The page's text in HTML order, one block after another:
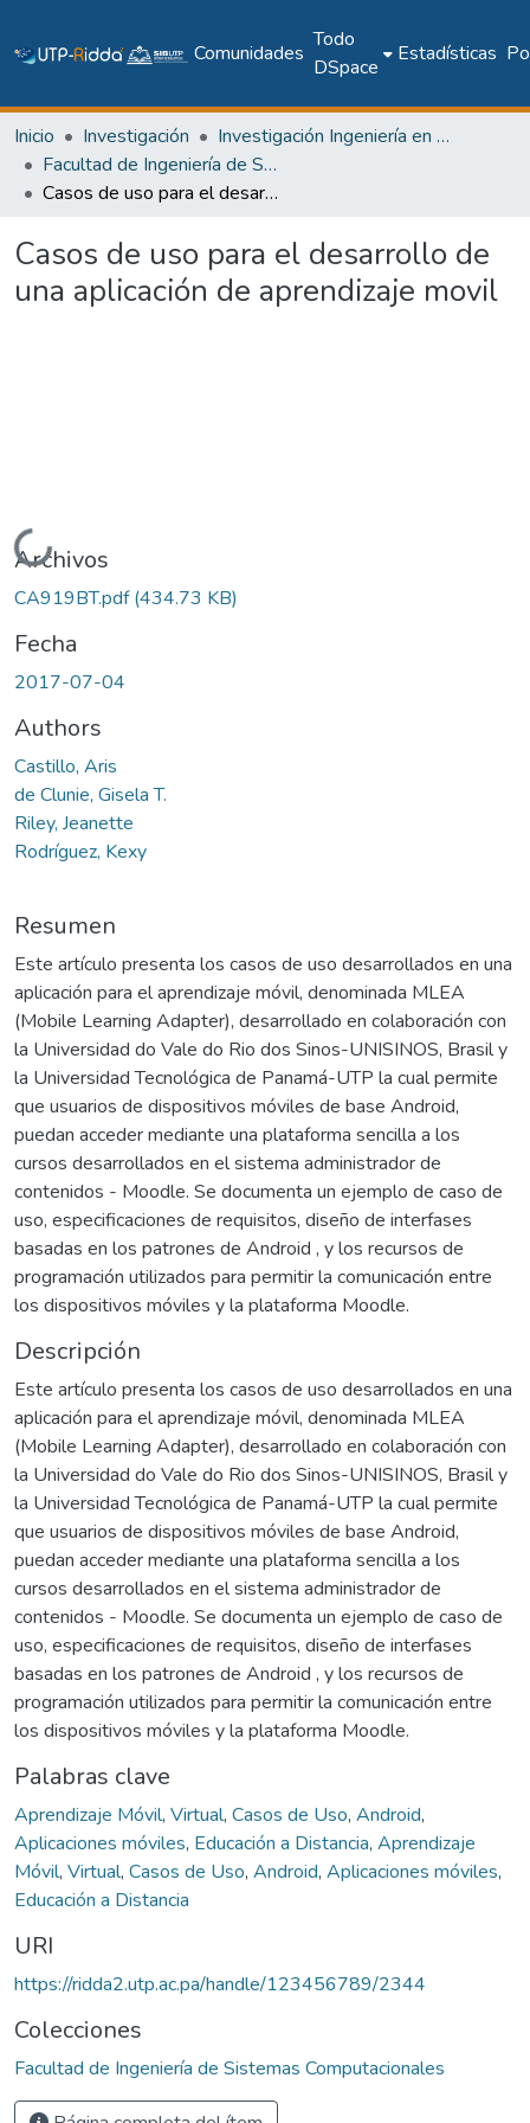
Comunidades
Todo
DSpace
Estadísticas
Inicio Investigación
Investigación Ingeniería en computación e informática
Facultad de Ingeniería de Sistemas Computacionales
Casos de uso para el desarrollo de una aplicación de aprendizaje movil
Casos de uso para el desarrollo de
una aplicación de aprendizaje movil
Cargando...
Archivos
CA919BT.pdf(434.73 KB)
Fecha
2017-07-04
Authors
Castillo, Aris
de Clunie, Gisela T.
Riley, Jeanette
Rodríguez, Kexy
Resumen
Este artículo presenta los casos de uso desarrollados en una
aplicación para el aprendizaje móvil, denominada MLEA
(Mobile Learning Adapter), desarrollado en colaboración con
la Universidad do Vale do Rio dos Sinos-UNISINOS, Brasil y
la Universidad Tecnológica de Panamá-UTP la cual permite
que usuarios de dispositivos móviles de base Android,
puedan acceder mediante una plataforma sencilla a los
cursos desarrollados en el sistema administrador de
contenidos - Moodle. Se documenta un ejemplo de caso de
uso, especificaciones de requisitos, diseño de interfases
basadas en los patrones de Android , y los recursos de
programación utilizados para permitir la comunicación entre
los dispositivos móviles y la plataforma Moodle.
Descripción
Este artículo presenta los casos de uso desarrollados en una
aplicación para el aprendizaje móvil, denominada MLEA
(Mobile Learning Adapter), desarrollado en colaboración con
la Universidad do Vale do Rio dos Sinos-UNISINOS, Brasil y
la Universidad Tecnológica de Panamá-UTP la cual permite
que usuarios de dispositivos móviles de base Android,
puedan acceder mediante una plataforma sencilla a los
cursos desarrollados en el sistema administrador de
contenidos - Moodle. Se documenta un ejemplo de caso de
uso, especificaciones de requisitos, diseño de interfases
basadas en los patrones de Android , y los recursos de
programación utilizados para permitir la comunicación entre
los dispositivos móviles y la plataforma Moodle.
Palabras clave
Aprendizaje Móvil, Virtual, Casos de Uso, Android,
Aplicaciones móviles, Educación a Distancia, Aprendizaje
Móvil, Virtual, Casos de Uso, Android, Aplicaciones móviles,
Educación a Distancia
URI
https://ridda2.utp.ac.pa/handle/123456789/2344
Colecciones
Facultad de Ingeniería de Sistemas Computacionales